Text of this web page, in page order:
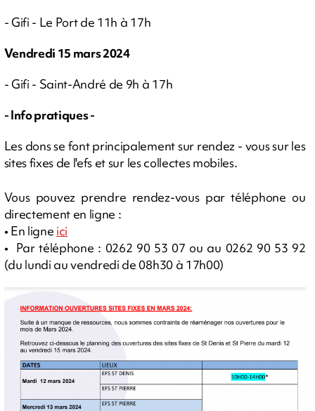
- Gifi - Le Port de 11h à 17h
Vendredi 15 mars 2024
- Gifi - Saint-André de 9h à 17h
- Info pratiques -
Les dons se font principalement sur rendez - vous sur les
sites fixes de l'efs et sur les collectes mobiles.
Vous pouvez prendre rendez-vous par téléphone ou
directement en ligne :
• En ligne ici
• Par téléphone : 0262 90 53 07 ou au 0262 90 53 92
(du lundi au vendredi de 08h30 à 17h00)